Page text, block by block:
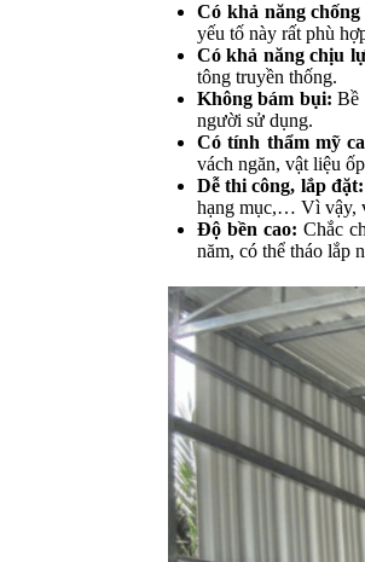
Có khả năng
yếu tố này rất phù
Có khả năng chịu
tông truyền thống.
Không bám bụi: Bề
người sử dụng.
Có tính thẩm mỹ
vách ngăn, vật liệu
Dễ thi công, lắp đặt:
hạng mục,… Vì vậy,
Độ bền cao:Chắc
năm, có thể tháo lắp